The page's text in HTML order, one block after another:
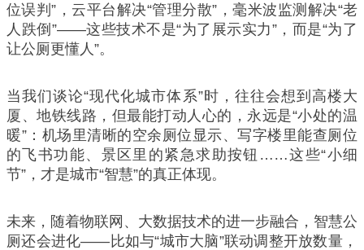
位误判”，云平台解决“管理分散”，毫米波监测解决“老
人跌倒”——这些技术不是“为了展示实力”，而是“为了
让公厕更懂人”。
当我们谈论“现代化城市体系”时，往往会想到高楼大
厦、地铁线路，但最能打动人心的，永远是“小处的温
暖”：机场里清晰的空余厕位显示、写字楼里能查厕位
的飞书功能、景区里的紧急求助按钮……这些“小细
节”，才是城市“智慧”的真正体现。
未来，随着物联网、大数据技术的进一步融合，智慧公
厕还会进化——比如与“城市大脑”联动调整开放数量，